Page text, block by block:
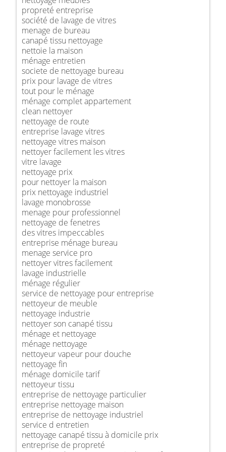
propreté entreprise
société de lavage de vitres
menage de bureau
canapé tissu nettoyage
nettoie la maison
ménage entretien
societe de nettoyage bureau
prix pour lavage de vitres
tout pour le ménage
ménage complet appartement
clean nettoyer
nettoyage de route
entreprise lavage vitres
nettoyage vitres maison
nettoyer facilement les vitres
vitre lavage
nettoyage prix
pour nettoyer la maison
prix nettoyage industriel
lavage monobrosse
menage pour professionnel
nettoyage de fenetres
des vitres impeccables
entreprise ménage bureau
menage service pro
nettoyer vitres facilement
lavage industrielle
ménage régulier
service de nettoyage pour entreprise
nettoyeur de meuble
nettoyage industrie
nettoyer son canapé tissu
ménage et nettoyage
ménage nettoyage
nettoyeur vapeur pour douche
nettoyage fin
ménage domicile tarif
nettoyeur tissu
entreprise de nettoyage particulier
entreprise nettoyage maison
entreprise de nettoyage industriel
service d entretien
nettoyage canapé tissu à domicile prix
entreprise de propreté